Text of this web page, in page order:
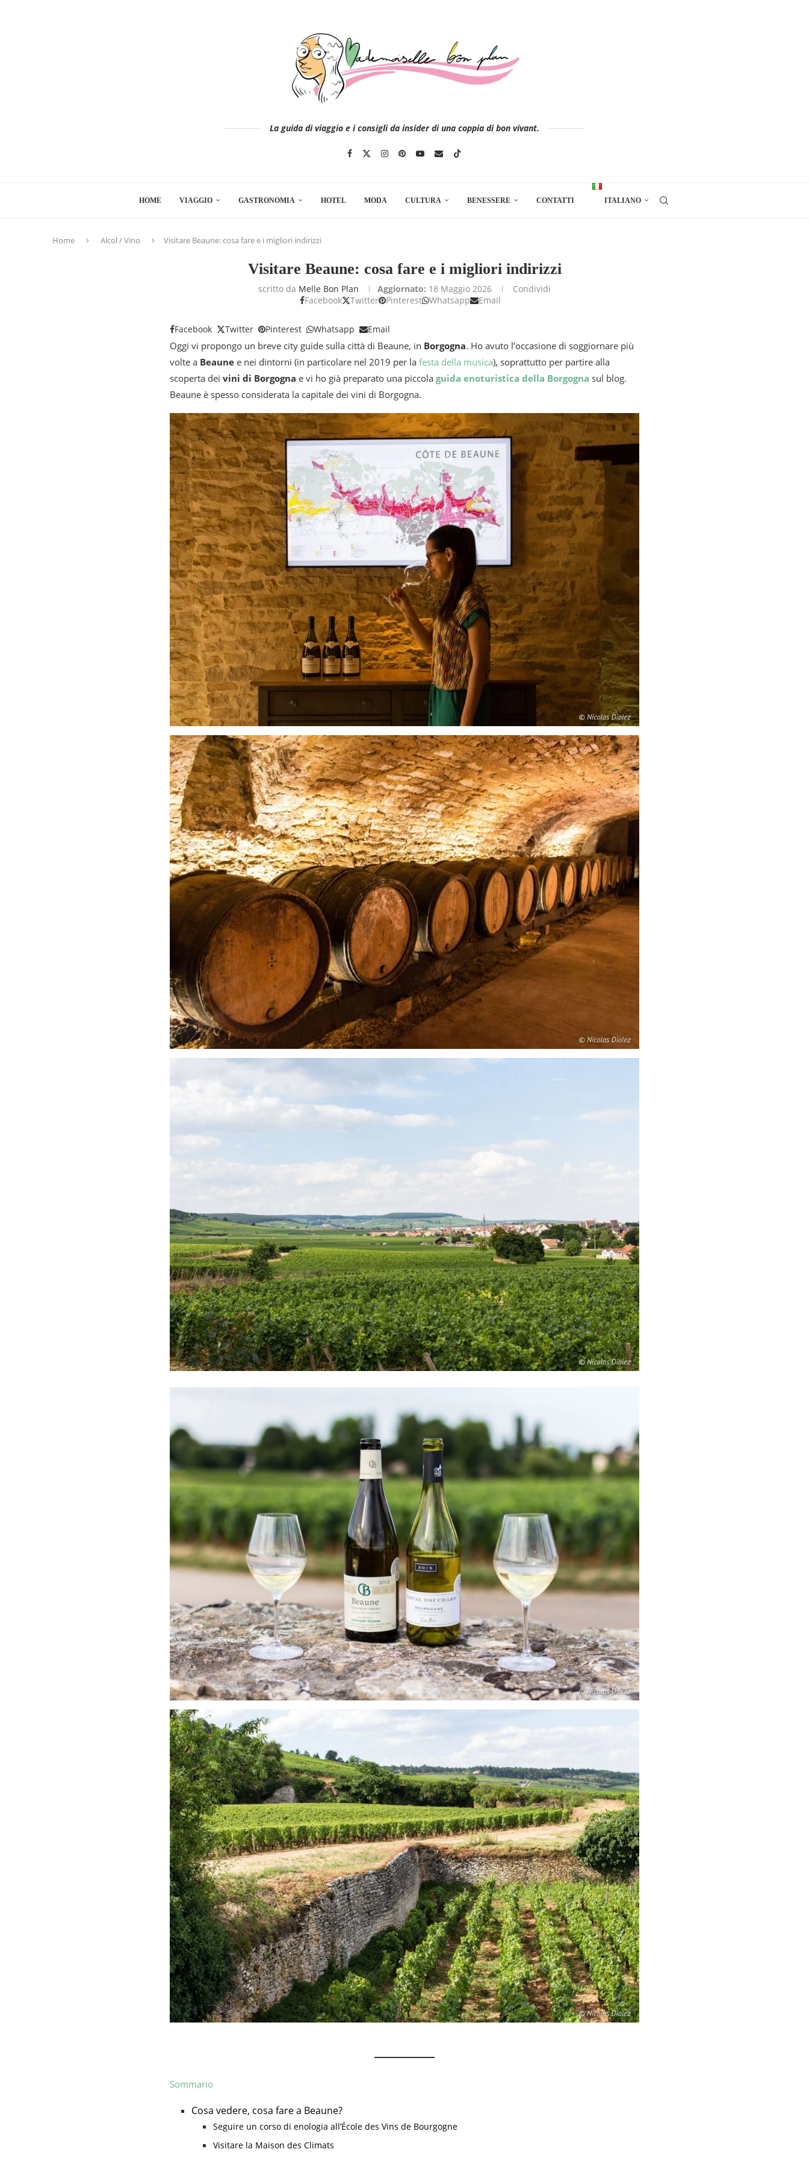
La guida di viaggio e i consigli da insider di una coppia di bon vivant.
HOME VIAGGIO GASTRONOMIA HOTEL MODA CULTURA BENESSERE CONTATTI ITALIANO
Home Alcol / Vino Visitare Beaune: cosa fare e i migliori indirizzi
Visitare Beaune: cosa fare e i migliori indirizzi
scritto da Melle Bon Plan Aggiornato: 18 Maggio 2026
Condividi
Facebook
Twitter Pinterest Whatsapp Email
Facebook Twitter Pinterest Whatsapp Email
Oggi vi propongo un breve city guide sulla città di Beaune, in Borgogna. Ho avuto l’occasione di soggiornare più
volte a Beaune e nei dintorni (in particolare nel 2019 per la festa della musica), soprattutto per partire alla
scoperta dei vini di Borgogna e vi ho già preparato una piccola guida enoturistica della Borgogna sul blog.
Beaune è spesso considerata la capitale dei vini di Borgogna.
Sommario
Cosa vedere, cosa fare a Beaune?
Seguire un corso di enologia all’École des Vins de Bourgogne
Visitare la Maison des Climats